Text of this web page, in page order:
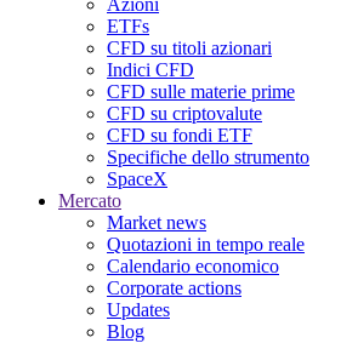
ETFs
CFD su titoli azionari
Indici CFD
CFD sulle materie prime
CFD su criptovalute
CFD su fondi ETF
Specifiche dello strumento
SpaceX
Mercato
Market news
Quotazioni in tempo reale
Calendario economico
Corporate actions
Updates
Blog